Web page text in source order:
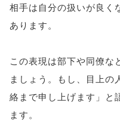
相手は自分の扱いが良く
あります。
この表現は部下や同僚な
ましょう。もし、目上の
絡まで申し上げます」と
ます。